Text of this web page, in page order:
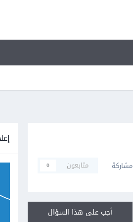
مشاركة متابعون 0
أجب على هذا السؤال